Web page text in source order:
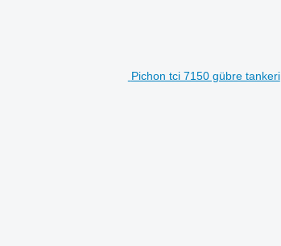
Pichon tci 7150 gübre tankeri